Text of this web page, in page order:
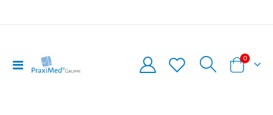
Navigation
umschalten
Warenkorb
0Artikel